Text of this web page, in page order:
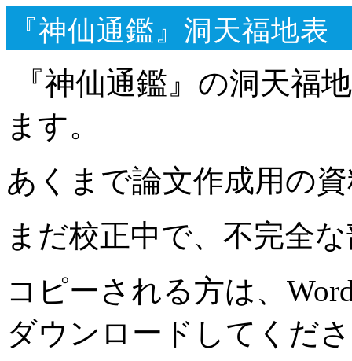
『神仙通鑑』洞天福地表
『神仙通鑑』の洞天福
ます。
あくまで論文作成用の
まだ校正中で、不完全
コピーされる方は、
ダウンロードしてくだ